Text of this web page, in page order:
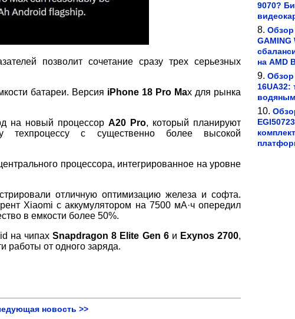
позволит сочетание сразу трех серьезных
батареи. Версия iPhone 18 Pro Max для рынка
на новый процессор A20 Pro, который планируют
техпроцессу с существенно более высокой
процессора, интегрированное на уровне
отличную оптимизацию железа и софта.
Xiaomi с аккумулятором на 7500 мА·ч опередил
в емкости более 50%.
на чипахSnapdragon 8 Elite Gen 6и Exynos 2700,
работы от одного заряда.
новость >>
9070?
Обзор
GAMING
на AMD
Обзор
16UA32: